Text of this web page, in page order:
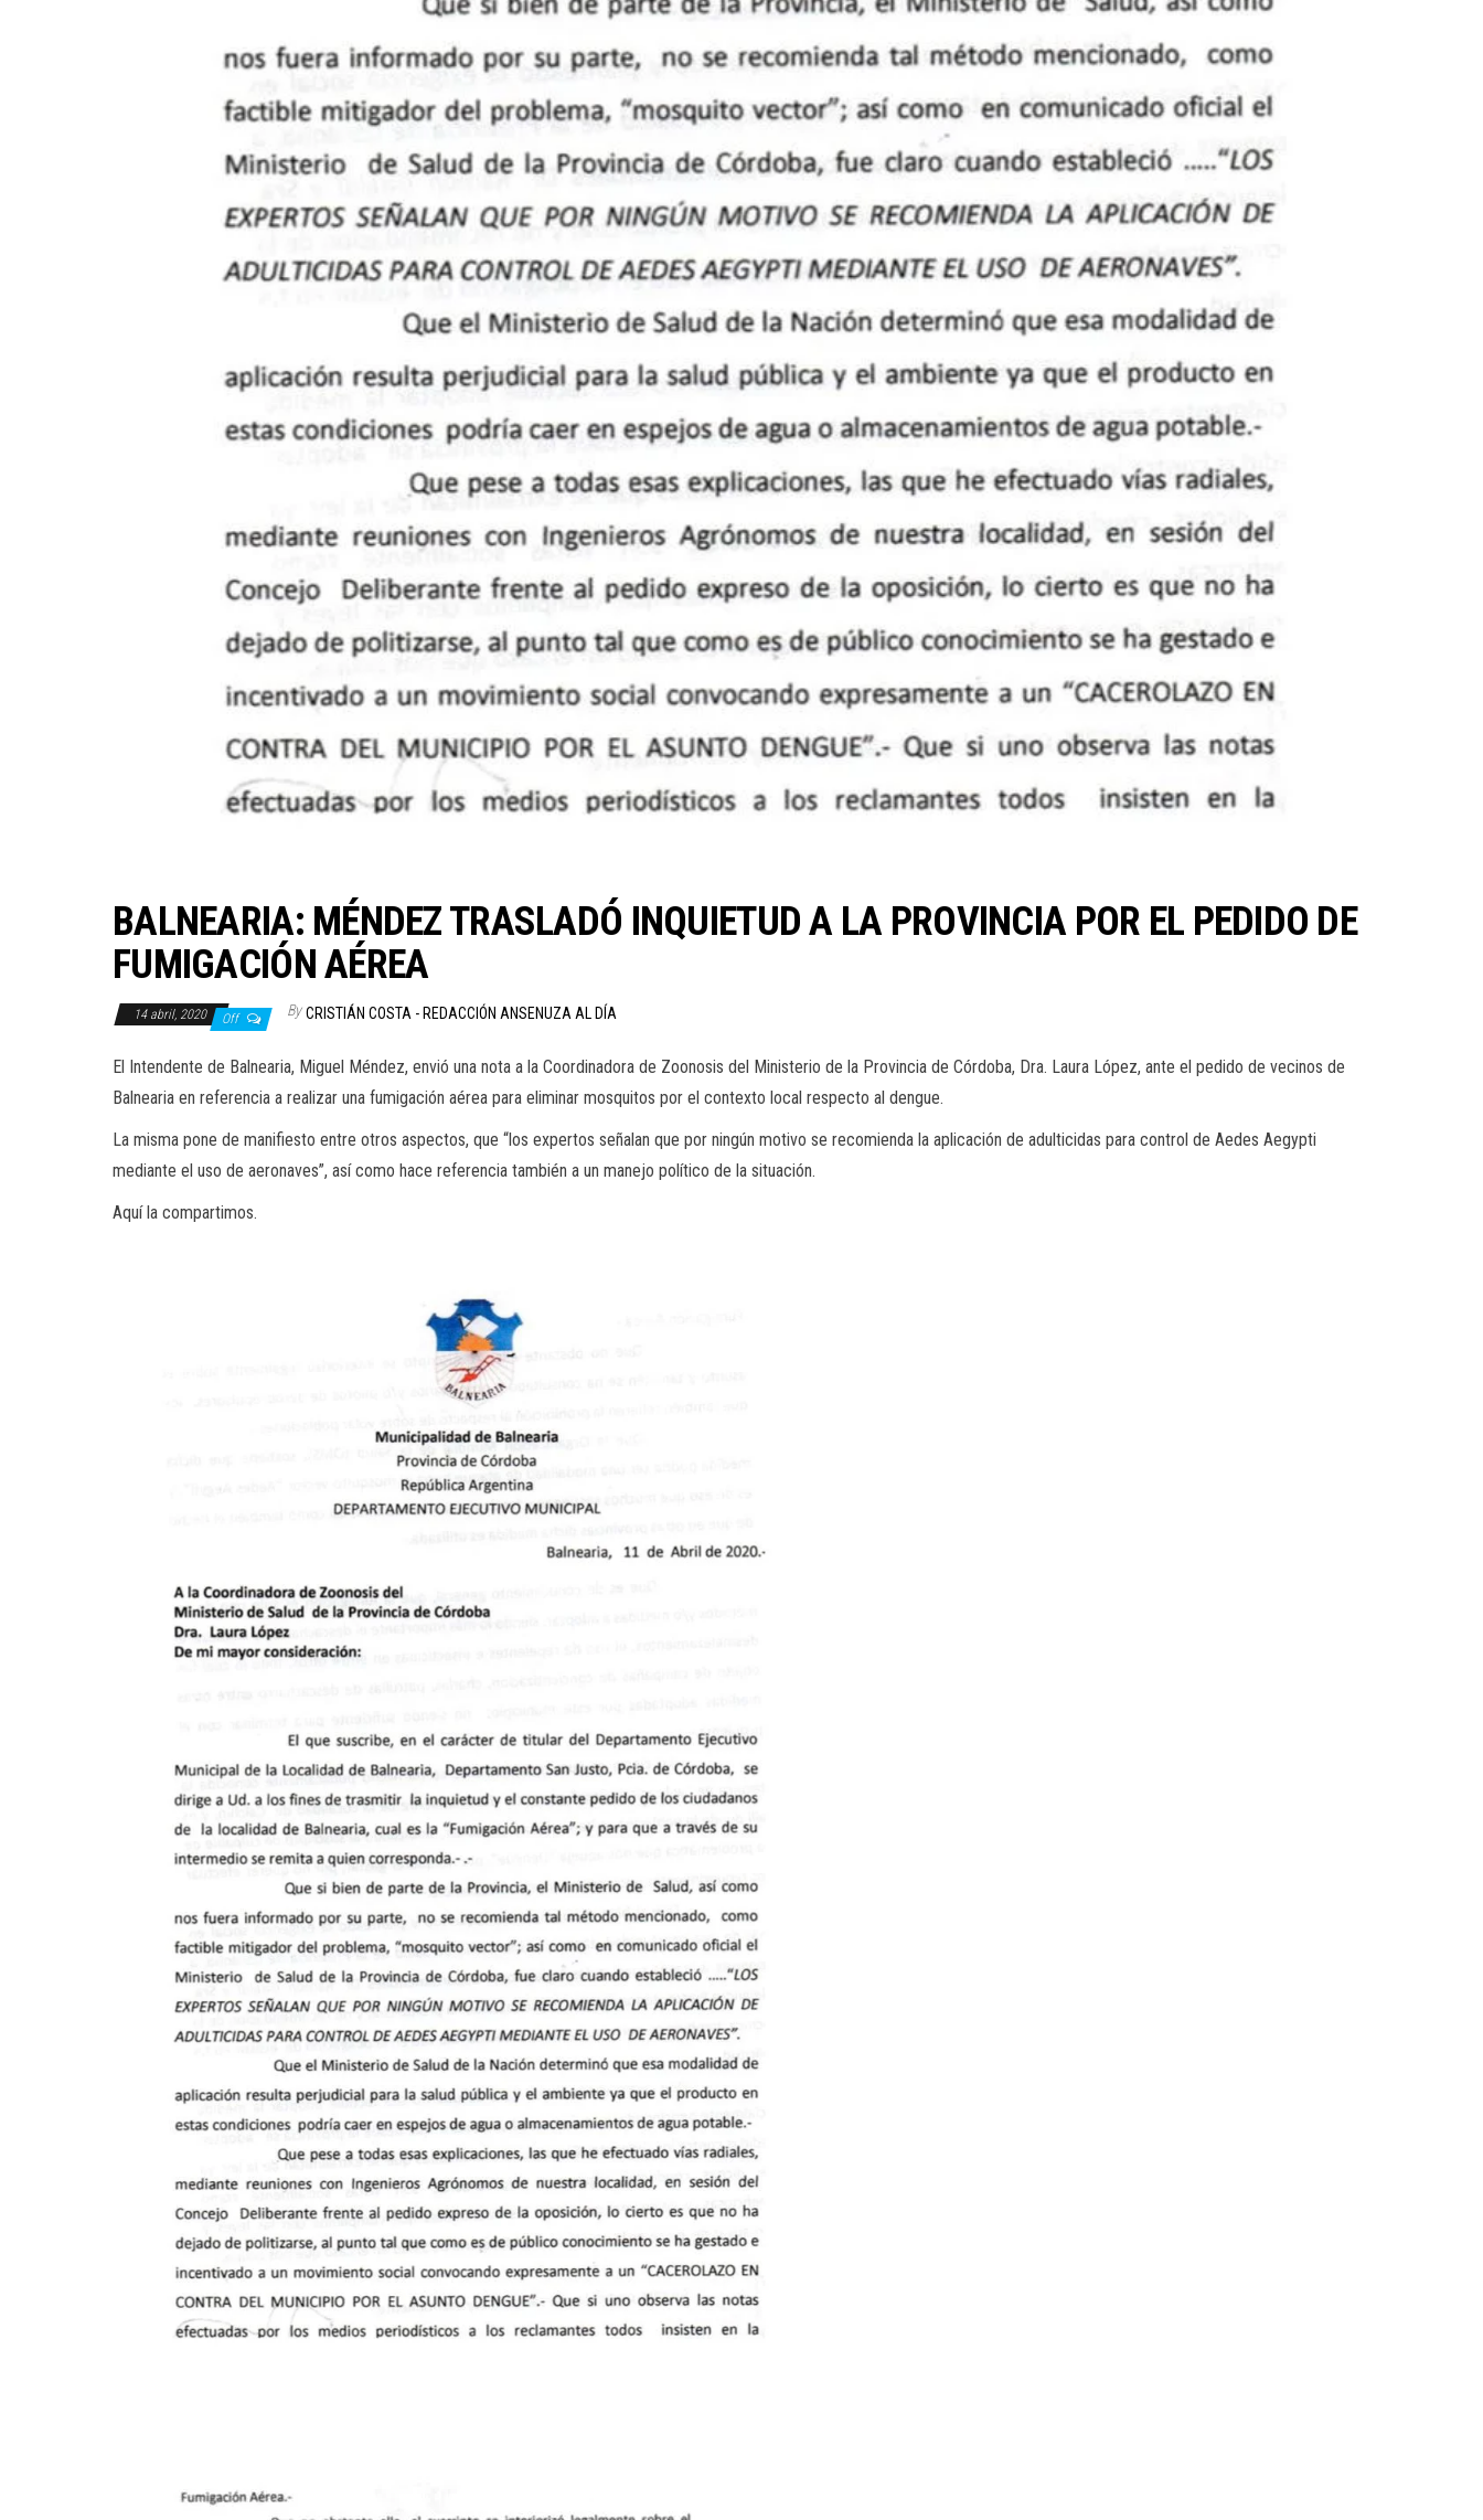
BALNEARIA: MÉNDEZ TRASLADÓ INQUIETUD A LA PROVINCIA POR EL PEDIDO DE
FUMIGACIÓN AÉREA
14 abril, 2020 Off By CRISTIÁN COSTA - REDACCIÓN ANSENUZA AL DÍA
El Intendente de Balnearia, Miguel Méndez, envió una nota a la Coordinadora de Zoonosis del Ministerio de la Provincia de Córdoba, Dra. Laura López, ante el pedido de vecinos de
Balnearia en referencia a realizar una fumigación aérea para eliminar mosquitos por el contexto local respecto al dengue.
La misma pone de manifiesto entre otros aspectos, que “los expertos señalan que por ningún motivo se recomienda la aplicación de adulticidas para control de Aedes Aegypti
mediante el uso de aeronaves”, así como hace referencia también a un manejo político de la situación.
Aquí la compartimos.